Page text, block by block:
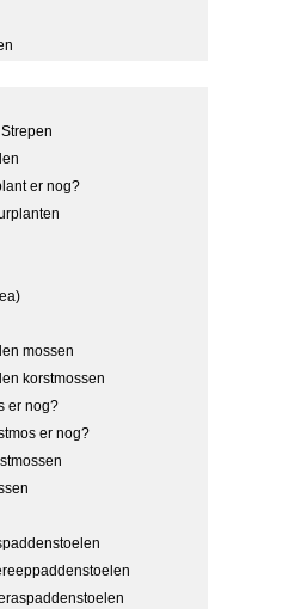
er nog?
mossen
korstmossen
er nog?
er nog?